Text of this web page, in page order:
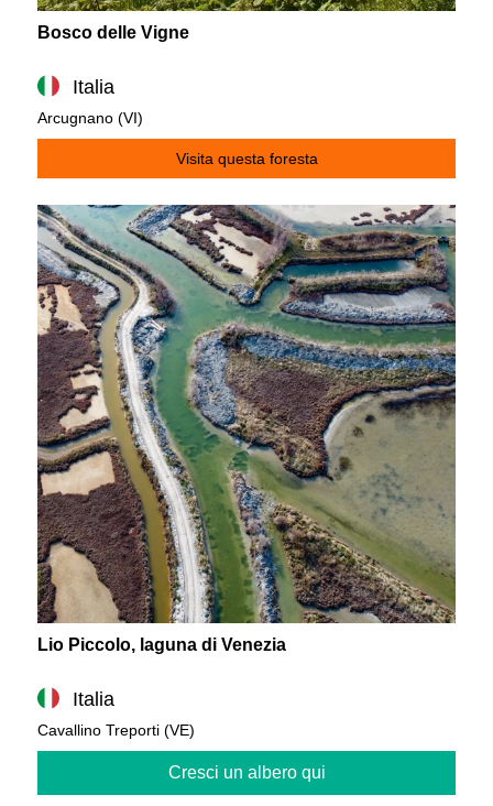
Bosco delle Vigne
Italia
Arcugnano (VI)
Visita questa foresta
Lio Piccolo, laguna di Venezia
Italia
Cavallino Treporti (VE)
Cresci un albero qui